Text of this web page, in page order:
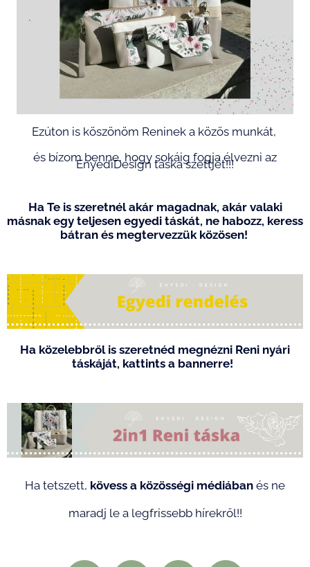
Ezúton is köszönöm Reninek a közös munkát,
és bízom benne, hogy sokáig fogja élvezni az
EnyediDesign táska szettjét!!!
Ha Te is szeretnél akár magadnak, akár valaki
másnak egy teljesen egyedi táskát, ne habozz, keress
bátran és megtervezzük közösen!
Ha közelebbről is szeretnéd megnézni Reni nyári
táskáját, kattints a bannerre!
Ha tetszett, kövess a közösségi médiában és ne
maradj le a legfrissebb hírekről!!